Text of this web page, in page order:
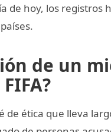
de hoy, los registros
de un
de ética que lleva